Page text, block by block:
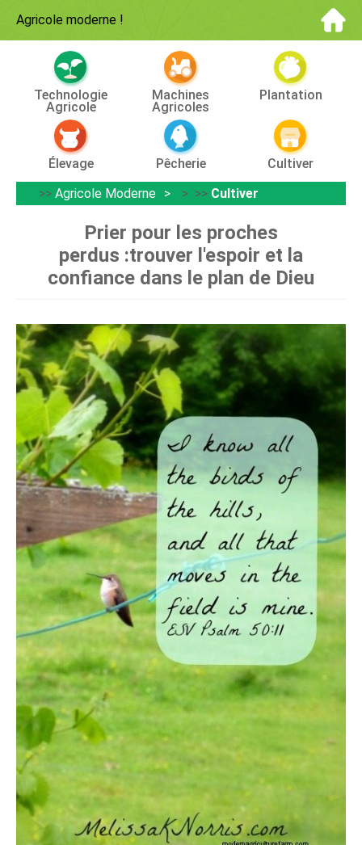
Agricole moderne !
Technologie
Agricole
Machines
Agricoles
Plantation
Élevage Pêcherie
Cultiver
>> Agricole Moderne > >> Cultiver
Prier pour les proches
perdus :trouver l'espoir et la
confiance dans le plan de Dieu